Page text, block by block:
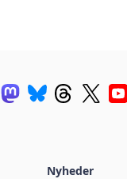
Nyheder